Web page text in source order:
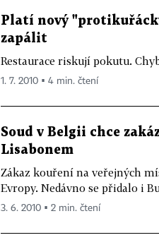
Platí nový
zapálit
Restaurace riskují pokutu.
1. 7. 2010 ▪ 4 min. čtení
Soud v Belgii chce
Lisabonem
Zákaz kouření na veřejných
Evropy. Nedávno se přidalo i
3. 6. 2010 ▪ 2 min. čtení